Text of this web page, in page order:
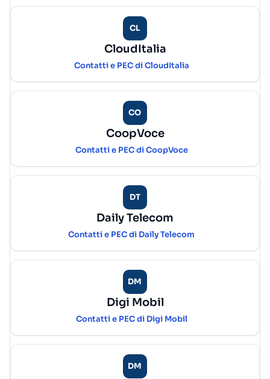
CL
CloudItalia
Contatti e PEC di CloudItalia
CO
CoopVoce
Contatti e PEC di CoopVoce
DT
Daily Telecom
Contatti e PEC di Daily Telecom
DM
Digi Mobil
Contatti e PEC di Digi Mobil
DM